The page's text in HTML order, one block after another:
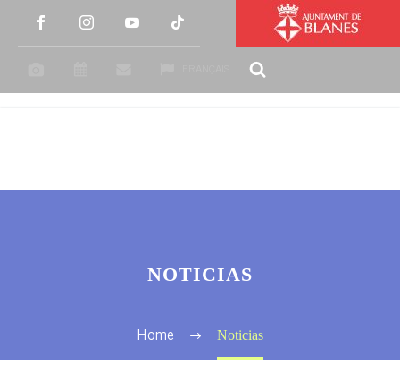
NOTICIAS
Home Noticias